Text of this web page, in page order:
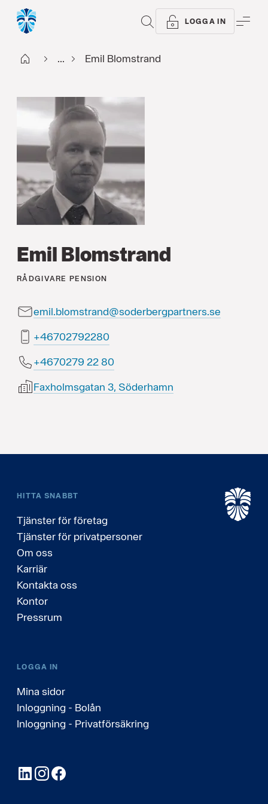
SÖK LOGGA IN
Start ... Emil Blomstrand
Emil Blomstrand
RÅDGIVARE PENSION
emil.blomstrand@soderbergpartners.se
08229720764+
08 22 9720764+
Faxholmsgatan 3, Söderhamn
HITTA SNABBT
Tjänster för företag
Tjänster för privatpersoner
Om oss
Karriär
Kontakta oss
Kontor
Pressrum
LOGGA IN
Mina sidor
Inloggning - Bolån
Inloggning - Privatförsäkring
LinkedInInstagram